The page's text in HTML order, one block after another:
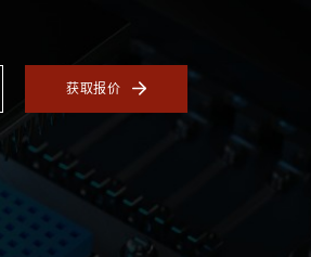
获取报价